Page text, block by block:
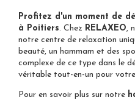
Profitez d'un moment de
à Poitiers. Chez RELAXEO,
notre centre de relaxation
beauté, un hammam et des
complexe de ce type dans le
véritable tout-en-un pour
Pour en savoir plus sur notre